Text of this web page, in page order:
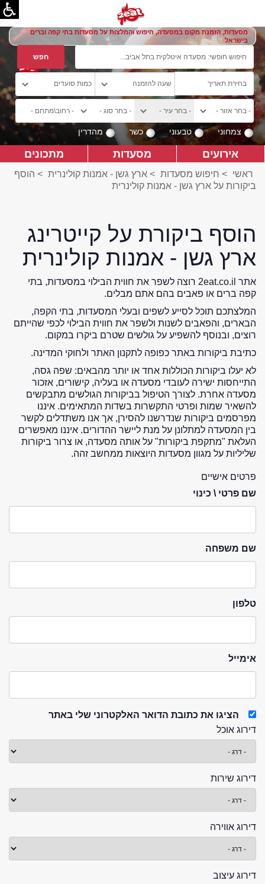
מסעדות, הזמנת מקום במסעדה, חיפוש והמלצות על מסעדות בתי קפה וברים
בישראל
צמחוני טבעוני כשר מהדרין
אירועים מסעדות מתכונים
ראשי > חיפוש מסעדות > ארץ גשן - אמנות קולינרית > הוסף
ביקורות על ארץ גשן - אמנות קולינרית
הוסף ביקורת על קייטרינג
ארץ גשן - אמנות קולינרית
אתר 2eat.co.il רוצה לשפר את חווית הבילוי במסעדות, בתי
קפה ברים או פאבים בהם אתם מבלים.
המלצתכם תוכל לסייע לשפים ובעלי המסעדות, בתי הקפה,
הבארים, והפאבים לשנות ולשפר את חווית הבילוי לכפי שהייתם
רוצים, ובנוסף להשפיע על גולשים שטרם ביקרו במקום.
כתיבת ביקורות באתר כפופה לתקנון האתר ולחוקי המדינה.
לא יעלו ביקורות הכוללות אחד או יותר מהבאים: שפה גסה,
התייחסות ישירה לעובדי מסעדה או בעליה, קישורים, אזכור
מסעדה אחרת. לצורך הטיפול בביקורות הגולשים מתבקשים
להשאיר שמות ופרטי התקשרות בשדות המתאימים. איננו
מפרסמים ביקורות שנדרשנו להסירן, אך אנו משתדלים לקשר
בין המסעדה למתלונן על מנת ליישר ההדורים. איננו מאפשרים
העלאת "מתקפת ביקורות" על אותה מסעדה, או צרור ביקורות
שליליות על מגוון מסעדות היוצאות ממחשב זהה.
פרטים אישיים
שם פרטי \ כינוי
שם משפחה
טלפון
אימייל
הציגו את כתובת הדואר האלקטרוני שלי באתר
דירוג אוכל
דירוג שירות
דירוג אווירה
דירוג עיצוב